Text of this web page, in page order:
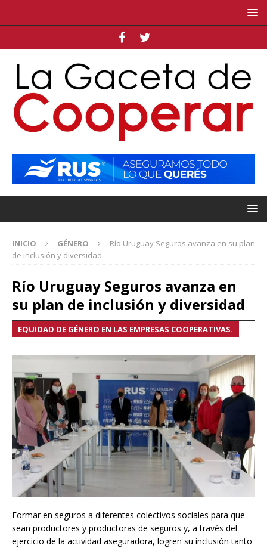
INICIO GÉNERO
Río Uruguay Seguros avanza en su plan
de inclusión y diversidad
Río Uruguay Seguros avanza en
su plan de inclusión y diversidad
EQUIDAD DE GÉNERO EN LAS EMPRESAS COOPERATIVAS.
Formar en seguros a diferentes colectivos sociales para que
sean productores y productoras de seguros y, a través del
ejercicio de la actividad aseguradora, logren su inclusión tanto